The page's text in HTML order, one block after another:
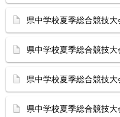
県中学校夏季総合競技
県中学校夏季総合競技
県中学校夏季総合競技
県中学校夏季総合競技